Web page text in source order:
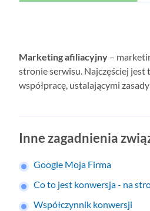
Marketing afiliacyjny –
stronie serwisu. Najczęściej jest
współpracę, ustalającymi
Inne zagadnienia
Google Moja Firma
Co to jest konwersja - na
Współczynnik konwersji